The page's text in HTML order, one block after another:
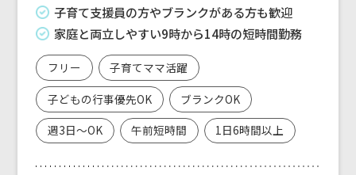
子育て支援員の方やブランクがある方も歓迎
家庭と両立しやすい9時から14時の短時間勤務
フリー
子育てママ活躍
子どもの行事優先OK
ブランクOK
週3日～OK
午前短時間 1日6時間以上